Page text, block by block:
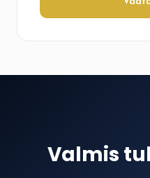
Valmis